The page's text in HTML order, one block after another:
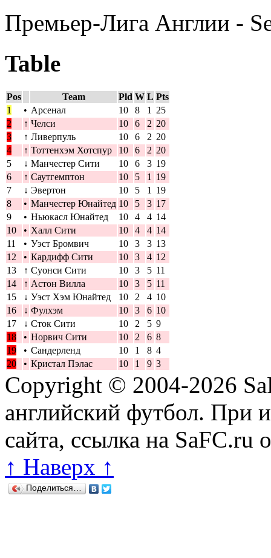
Премьер-Лига Англии -
Table
Pos Team Pld W L Pts
1
• Арсенал 10 8 1
25
2
↑ Челси 10 6 2 20
3
↑ Ливерпуль 10 6 2 20
4
↑ Тоттенхэм Хотспур 10 6 2 20
5
↓ Манчестер Сити 10 6 3 19
6
↑ Саутгемптон 10 5 1
19
7
↓ Эвертон 10 5 1
19
8
• Манчестер Юнайтед 10 5 3 17
9
• Ньюкасл Юнайтед 10 4 4 14
10
• Халл Сити 10 4 4 14
11
• Уэст Бромвич 10 3 3 13
12
• Кардифф Сити 10 3 4 12
13
↑ Суонси Сити 10 3 5 11
14
↑ Астон Вилла 10 3 5 11
15
↓ Уэст Хэм Юнайтед 10 2 4 10
16
↓ Фулхэм 10 3 6 10
17
↓ Сток Сити 10 2 5 9
18
• Норвич Сити 10 2 6 8
19
• Сандерленд 10 1 8 4
20
• Кристал Пэлас 10 1 9 3
Copyright © 2004-2026
английский футбол. При
сайта, ссылка на SaFC.ru
↑ Наверх ↑
Поделиться…